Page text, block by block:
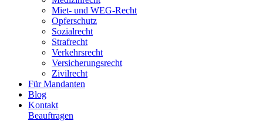
Miet- und WEG-Recht
Opferschutz
Sozialrecht
Strafrecht
Verkehrsrecht
Versicherungsrecht
Zivilrecht
Für Mandanten
Blog
Kontakt
Beauftragen